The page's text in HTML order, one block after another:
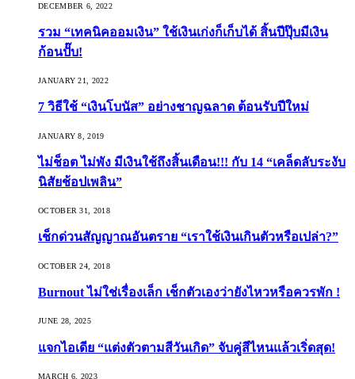
DECEMBER 6, 2022
รวม “เทคนิคออมเงิน” ใช้เงินเก่งก็เก็บได้ สิ้นปีปุ๊บมีเงิน
ก้อนปั๊บ!
JANUARY 21, 2022
7 วิธีใช้ “เงินโบนัส” อย่างชาญฉลาด ต้อนรับปีใหม่
JANUARY 8, 2019
ไม่ช็อต ไม่พัง มีเงินใช้ถึงสิ้นเดือน!!! กับ 14 “เคล็ดลับระงับ
นิสัยช้อปเพลิน”
OCTOBER 31, 2018
เช็กด่วนสัญญาณอันตราย “เราใช้เงินเกินตัวหรือเปล่า?”
OCTOBER 24, 2018
Burnout ไม่ใช่เรื่องเล็ก เช็กตัวเองว่ายังไหวหรือควรพัก !
JUNE 28, 2025
แจกไอเดีย “แต่งตัวตามสีวันเกิด” จับคู่สีไหนแล้วเริ่ดสุด!
MARCH 6, 2023